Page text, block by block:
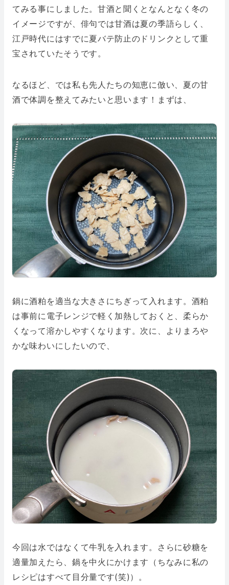
てみる事にしました。甘酒と聞くとなんとなく冬の
イメージですが、俳句では甘酒は夏の季語らしく、
江戸時代にはすでに夏バテ防止のドリンクとして重
宝されていたそうです。
なるほど、では私も先人たちの知恵に倣い、夏の甘
酒で体調を整えてみたいと思います！まずは、
鍋に酒粕を適当な大きさにちぎって入れます。酒粕
は事前に電子レンジで軽く加熱しておくと、柔らか
くなって溶かしやすくなります。次に、よりまろや
かな味わいにしたいので、
今回は水ではなくて牛乳を入れます。さらに砂糖を
適量加えたら、鍋を中火にかけます（ちなみに私の
レシピはすべて目分量です(笑)）。